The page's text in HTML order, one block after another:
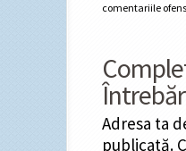
comentariile
Adresa ta
publicată.